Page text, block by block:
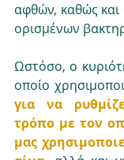
αφθών, καθώς και
ορισμένων
Ωστόσο, ο
για να
τρόπο με τον
μας